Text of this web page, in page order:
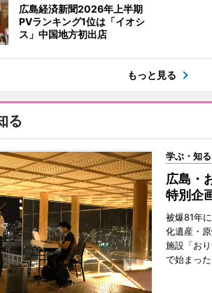
広島経済新聞2026年上半期
PVランキング1位は「イオシ
ス」中国地方初出店
もっと見る
る
学ぶ・知る
広島・
特別企
被爆81年
化遺産・
施設「お
で始まった